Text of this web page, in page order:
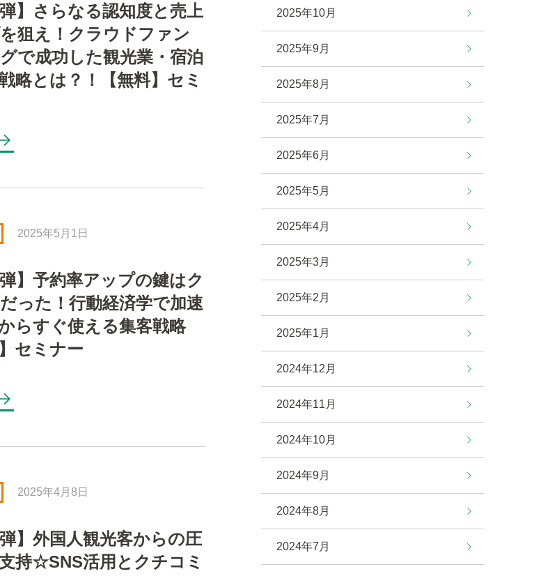
弾】さらなる認知度と売上
狙え！クラウドファン
で成功した観光業・宿泊
略とは？！【無料】セミ
2025年5月1日
弾】予約率アップの鍵はク
った！行動経済学で加速
らすぐ使える集客戦略
】セミナー
2025年4月8日
弾】外国人観光客からの圧
持☆SNS活用とクチコミ
2025年10月
2025年9月
2025年8月
2025年7月
2025年6月
2025年5月
2025年4月
2025年3月
2025年2月
2025年1月
2024年12月
2024年11月
2024年10月
2024年9月
2024年8月
2024年7月